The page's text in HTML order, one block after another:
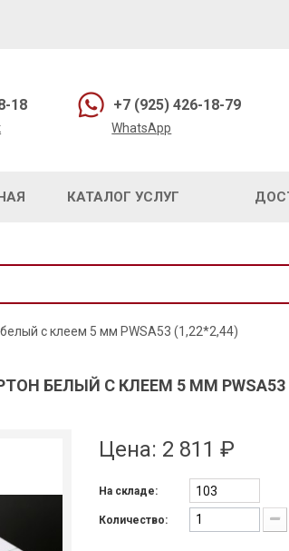
18 +7 (925) 426-18-79
WhatsApp
КАТАЛОГ УСЛУГ
с клеем 5 мм PWSA53 (1,22*2,44)
БЕЛЫЙ С КЛЕЕМ 5 ММ PWSA53
Цена: 2 811 ₽
На складе: 103
Количество: